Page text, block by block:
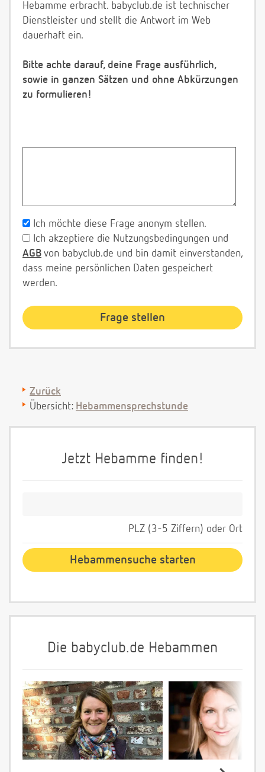
Hebamme erbracht. babyclub.de ist technischer
Dienstleister und stellt die Antwort im Web
dauerhaft ein.
Bitte achte darauf, deine Frage ausführlich,
sowie in ganzen Sätzen und ohne Abkürzungen
zu formulieren!
Ich möchte diese Frage anonym stellen.
Ich akzeptiere die Nutzungsbedingungen und
AGB von babyclub.de und bin damit einverstanden,
dass meine persönlichen Daten gespeichert
werden.
Zurück
Übersicht: Hebammensprechstunde
Jetzt Hebamme finden!
PLZ (3-5 Ziffern) oder Ort
Die babyclub.de Hebammen